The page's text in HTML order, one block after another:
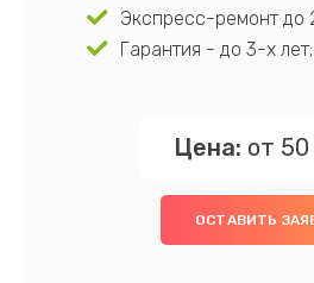
Экспресс-ремонт до
Гарантия - до 3-х лет;
Цена: от 50
ОСТАВИТЬ